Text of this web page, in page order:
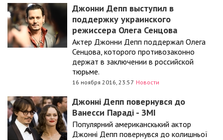
Джонни Депп выступил в
поддержку украинского
режиссера Олега Сенцова
Актер Джонни Депп поддержал Олега
Сенцова, которого противозаконно
держат в заключении в российской
тюрьме.
16 ноября 2016, 23:57 Новости
Джонні Депп повернувся до
Ванесси Параді - ЗМІ
Популярний американскький актор
Джонні Депп повернувся до колишньої